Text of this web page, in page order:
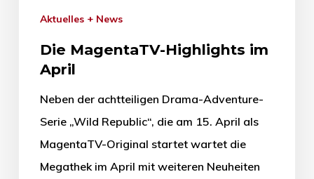
Aktuelles + News
Die MagentaTV-Highlights im
April
Neben der achtteiligen Drama-Adventure-
Serie „Wild Republic“, die am 15. April als
MagentaTV-Original startet wartet die
Megathek im April mit weiteren Neuheiten